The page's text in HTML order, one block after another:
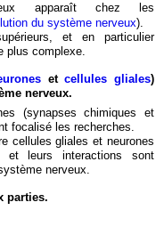
apparaît chez les
du système nerveux).
et en particulier
plus complexe.
etcellules gliales)
nerveux.
(synapses chimiques et
focalisé les recherches.
cellules gliales et neurones
leurs interactions sont
nerveux.
parties.